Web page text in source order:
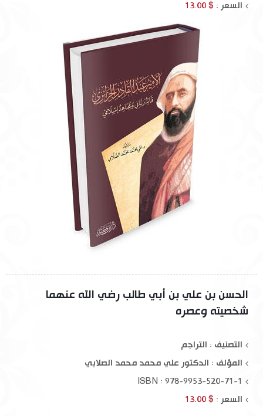
السعر : $ 13.00
الحسن بن علي بن أبي طالب رضي الله عنهما
شخصيته وعصره
التصنيف : التراجم
المؤلف : الدكتور علي محمد محمد الصلابي
ISBN : 978-9953-520-71-1
السعر : $ 13.00